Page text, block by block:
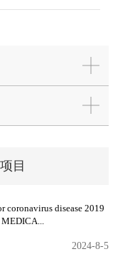
目
coronavirus disease 2019
MEDICA...
2024-8-5